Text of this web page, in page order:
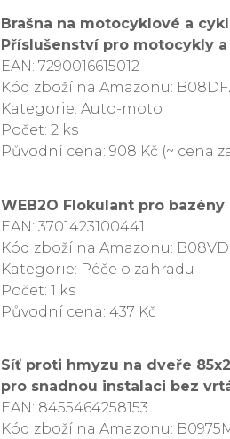
Brašna na motocyklové a
Příslušenství pro motocykly
EAN: 7290016615012
Kód zboží na Amazonu:
Kategorie: Auto-moto
Počet: 2 ks
Původní cena: 908 Kč (~ cena
WEB2O Flokulant pro
EAN: 3701423100441
Kód zboží na Amazonu:
Kategorie: Péče o zahradu
Počet: 1 ks
Původní cena: 437 Kč
Síť proti hmyzu na dveře
pro snadnou instalaci bez
EAN: 8455464258153
Kód zboží na Amazonu: